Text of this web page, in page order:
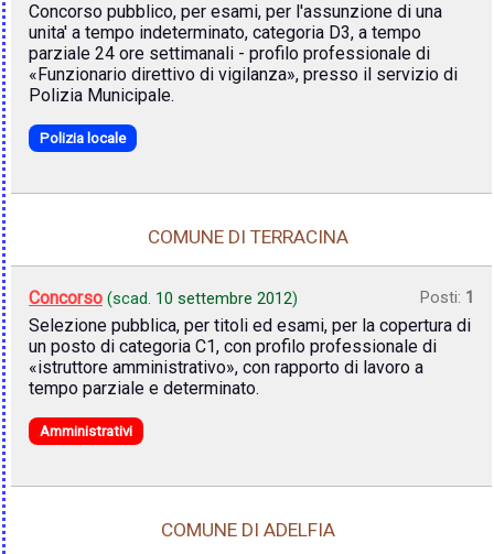
Concorso pubblico, per esami, per l'assunzione di una
unita' a tempo indeterminato, categoria D3, a tempo
parziale 24 ore settimanali - profilo professionale di
«Funzionario direttivo di vigilanza», presso il servizio di
Polizia Municipale.
Polizia locale
COMUNE DI TERRACINA
Concorso (scad. 10 settembre 2012) Posti: 1
Selezione pubblica, per titoli ed esami, per la copertura di
un posto di categoria C1, con profilo professionale di
«istruttore amministrativo», con rapporto di lavoro a
tempo parziale e determinato.
Amministrativi
COMUNE DI ADELFIA